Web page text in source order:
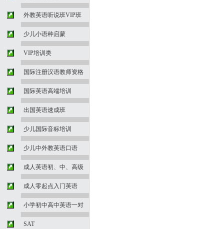
外教英语听说班VIP班
少儿小语种启蒙
VIP培训类
国际注册汉语教师资格
国际英语高端培训
出国英语速成班
少儿国际音标培训
少儿中外教英语口语
成人英语初、中、高级
成人零起点入门英语
小学初中高中英语一对
SAT